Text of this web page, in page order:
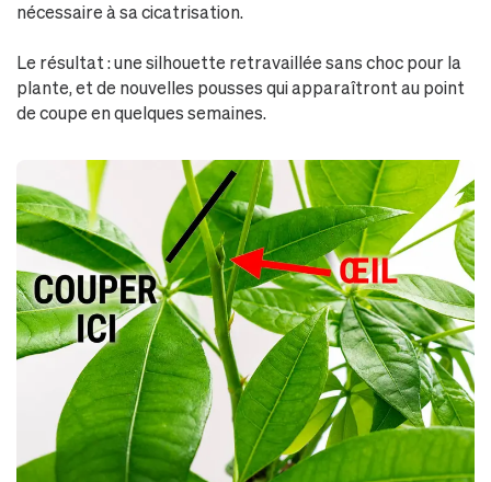
nécessaire à sa cicatrisation.
Le résultat : une silhouette retravaillée sans choc pour la
plante, et de nouvelles pousses qui apparaîtront au point
de coupe en quelques semaines.